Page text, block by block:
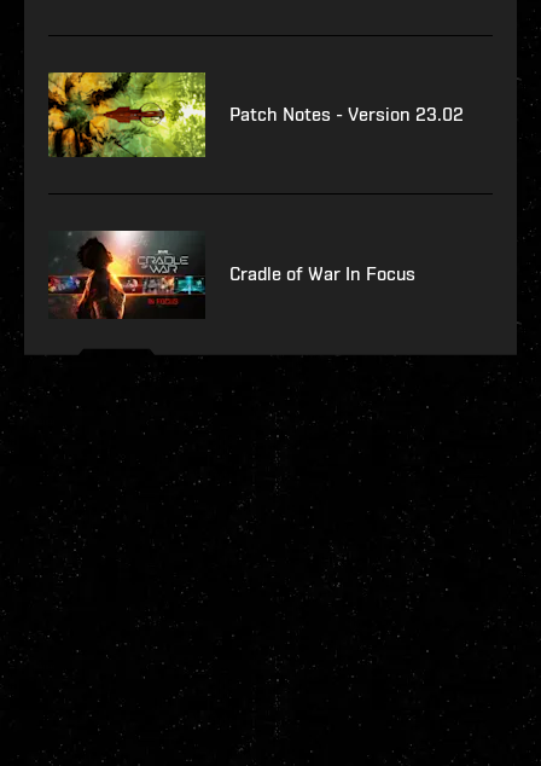
Patch Notes - Version 23.02
Cradle of War In Focus